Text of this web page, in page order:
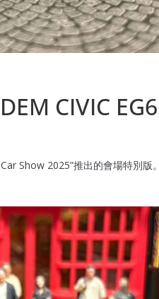
CIVIC EG6
Show 2025”推出的會場特別版